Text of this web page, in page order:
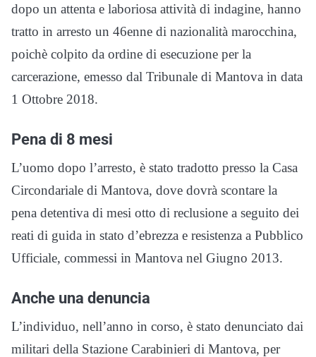
dopo un attenta e laboriosa attività di indagine, hanno
tratto in arresto un 46enne di nazionalità marocchina,
poichè colpito da ordine di esecuzione per la
carcerazione, emesso dal Tribunale di Mantova in data
1 Ottobre 2018.
Pena di 8 mesi
L’uomo dopo l’arresto, è stato tradotto presso la Casa
Circondariale di Mantova, dove dovrà scontare la
pena detentiva di mesi otto di reclusione a seguito dei
reati di guida in stato d’ebrezza e resistenza a Pubblico
Ufficiale, commessi in Mantova nel Giugno 2013.
Anche una denuncia
L’individuo, nell’anno in corso, è stato denunciato dai
militari della Stazione Carabinieri di Mantova, per